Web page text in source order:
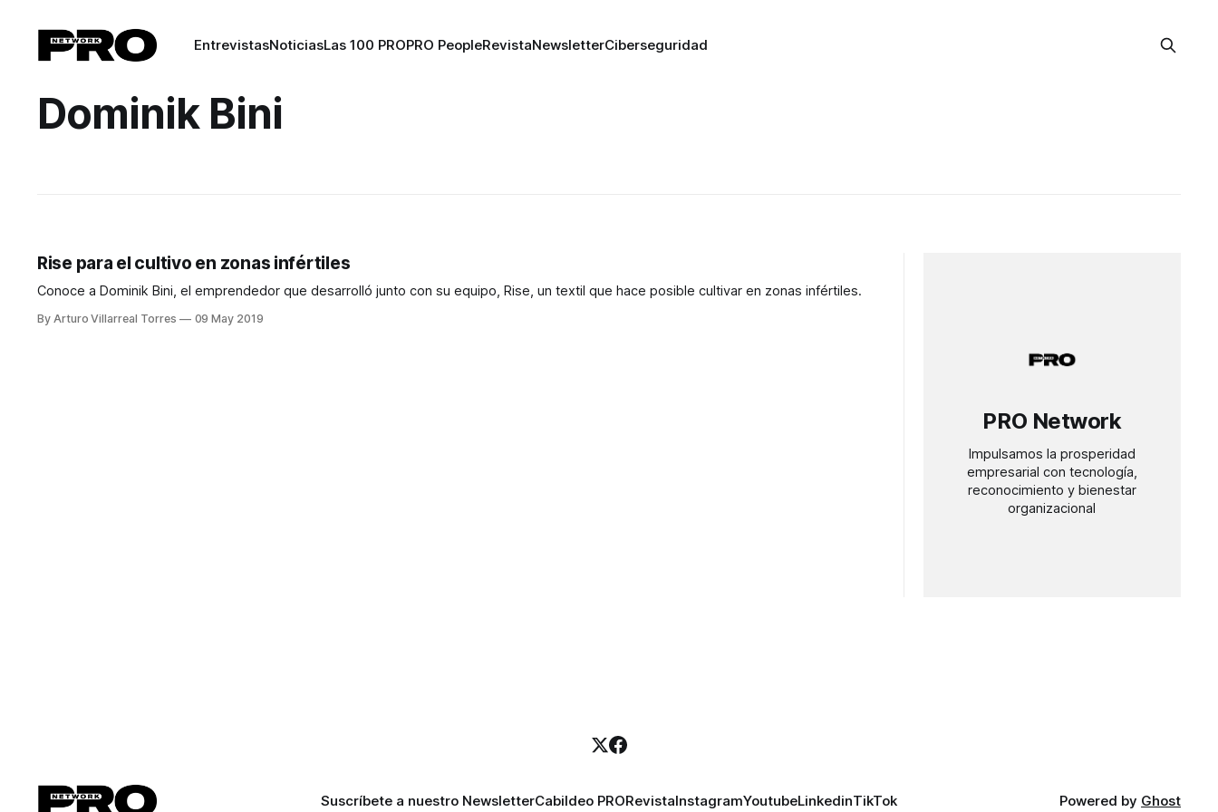
EntrevistasNoticiasLas 100 PROPRO PeopleRevistaNewsletterCiberseguridad
Dominik Bini
Rise para el cultivo en zonas infértiles
Conoce a Dominik Bini, el emprendedor que desarrolló junto con su equipo, Rise, un textil que hace posible cultivar en zonas infértiles.
By Arturo Villarreal Torres 09 May 2019
PRO Network
Impulsamos la prosperidad
empresarial con tecnología,
reconocimiento y bienestar
organizacional
Suscríbete a nuestro NewsletterCabildeo PRORevistaInstagramYoutubeLinkedinTikTok Powered by Ghost